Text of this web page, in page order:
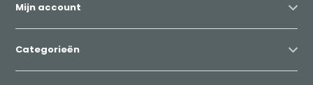
Mijn account
Categorieën